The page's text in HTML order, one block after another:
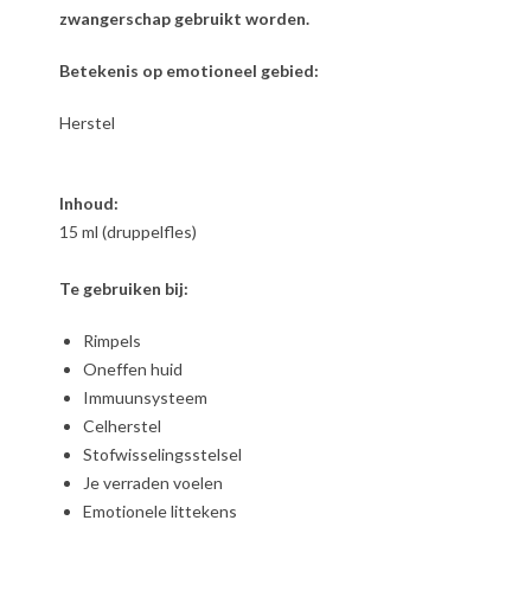
zwangerschap gebruikt worden.
Betekenis op emotioneel gebied:
Herstel
Inhoud:
15 ml (druppelfles)
Te gebruiken bij:
Rimpels
Oneffen huid
Immuunsysteem
Celherstel
Stofwisselingsstelsel
Je verraden voelen
Emotionele littekens